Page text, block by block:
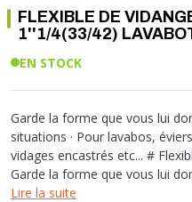
ROBINET
FLEXIBLE
ETANCHÉITÉ
FIXATION ET SUPPORT
RÉDUCTEUR DE
COMPTEUR ET
FILTRATION
LAMPE ET TORCHE
PILES ET
BLOC DE SÉCURITÉ
SYSTÈMES DE SÉCURITÉ
VMC ET VENTILATION
FLEXIBLE DE
1''1/4(33/42)
EN STOCK
Garde la forme que vous lui
situations · Pour lavabos, éviers, baignoires,receveurs de douche,
vidages encastrés etc... #
Garde la forme que vous lui
Livré avec adaptateur ABS
Lire la suite